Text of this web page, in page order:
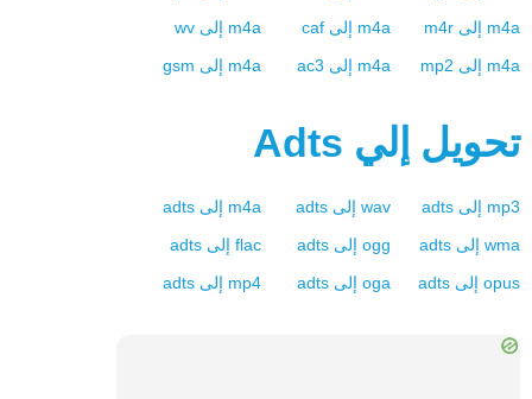
m4a إلى m4r
m4a إلى caf
m4a إلى wv
m4a إلى mp2
m4a إلى ac3
m4a إلى gsm
تحويل إلي Adts
mp3 إلى adts
wav إلى adts
m4a إلى adts
wma إلى adts
ogg إلى adts
flac إلى adts
opus إلى adts
oga إلى adts
mp4 إلى adts